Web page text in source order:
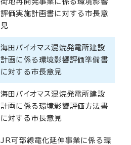
評価実施計画書に対する市長意
見
海田バイオマス混焼発電所建設
計画に係る環境影響評価準備書
に対する市長意見
海田バイオマス混焼発電所建設
計画に係る環境影響評価方法書
に対する市長意見
JR可部線電化延伸事業に係る環